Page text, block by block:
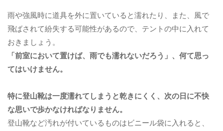
雨や強風時に道具を外に置いていると濡れたり、また、風で
飛ばされて紛失する可能性があるので、テントの中に入れて
おきましょう。
「前室において置けば、雨でも濡れないだろう」、何て思っ
てはいけません。
特に登山靴は一度濡れてしまうと乾きにくく、次の日に不快
な思いで歩かなければなりません。
登山靴など汚れが付いているものはビニール袋に入れると、